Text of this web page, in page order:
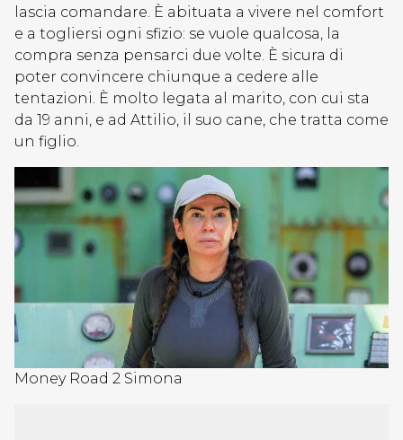
lascia comandare. È abituata a vivere nel comfort
e a togliersi ogni sfizio: se vuole qualcosa, la
compra senza pensarci due volte. È sicura di
poter convincere chiunque a cedere alle
tentazioni. È molto legata al marito, con cui sta
da 19 anni, e ad Attilio, il suo cane, che tratta come
un figlio.
Money Road 2 Simona